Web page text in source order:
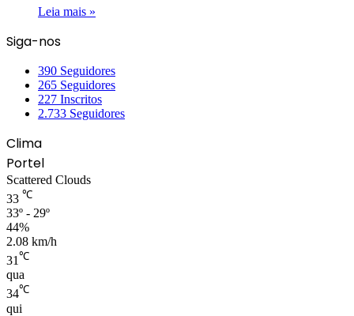
Leia mais »
Siga-nos
390 Seguidores
265 Seguidores
227 Inscritos
2.733 Seguidores
Clima
Portel
Scattered Clouds
33 ℃
33º - 29º
44%
2.08 km/h
31 ℃
qua
34℃
qui